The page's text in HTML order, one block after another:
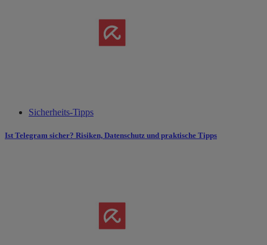
Sicherheits-Tipps
Ist Telegram sicher? Risiken, Datenschutz und praktische Tipps